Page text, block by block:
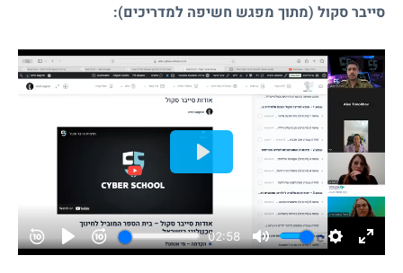
סייבר סקול (מתוך מפגש חשיפה למדריכים):